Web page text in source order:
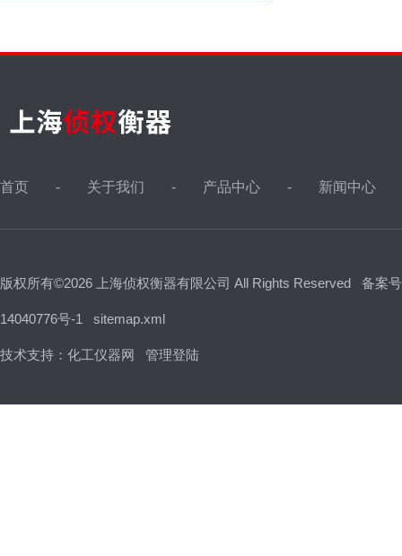
首页 关于我们 产品中心 新闻中心
版权所有©2026 上海侦权衡器有限公司 All Rights Reserved 备案
14040776号-1 sitemap.xml
技术支持： 化工仪器网 管理登陆